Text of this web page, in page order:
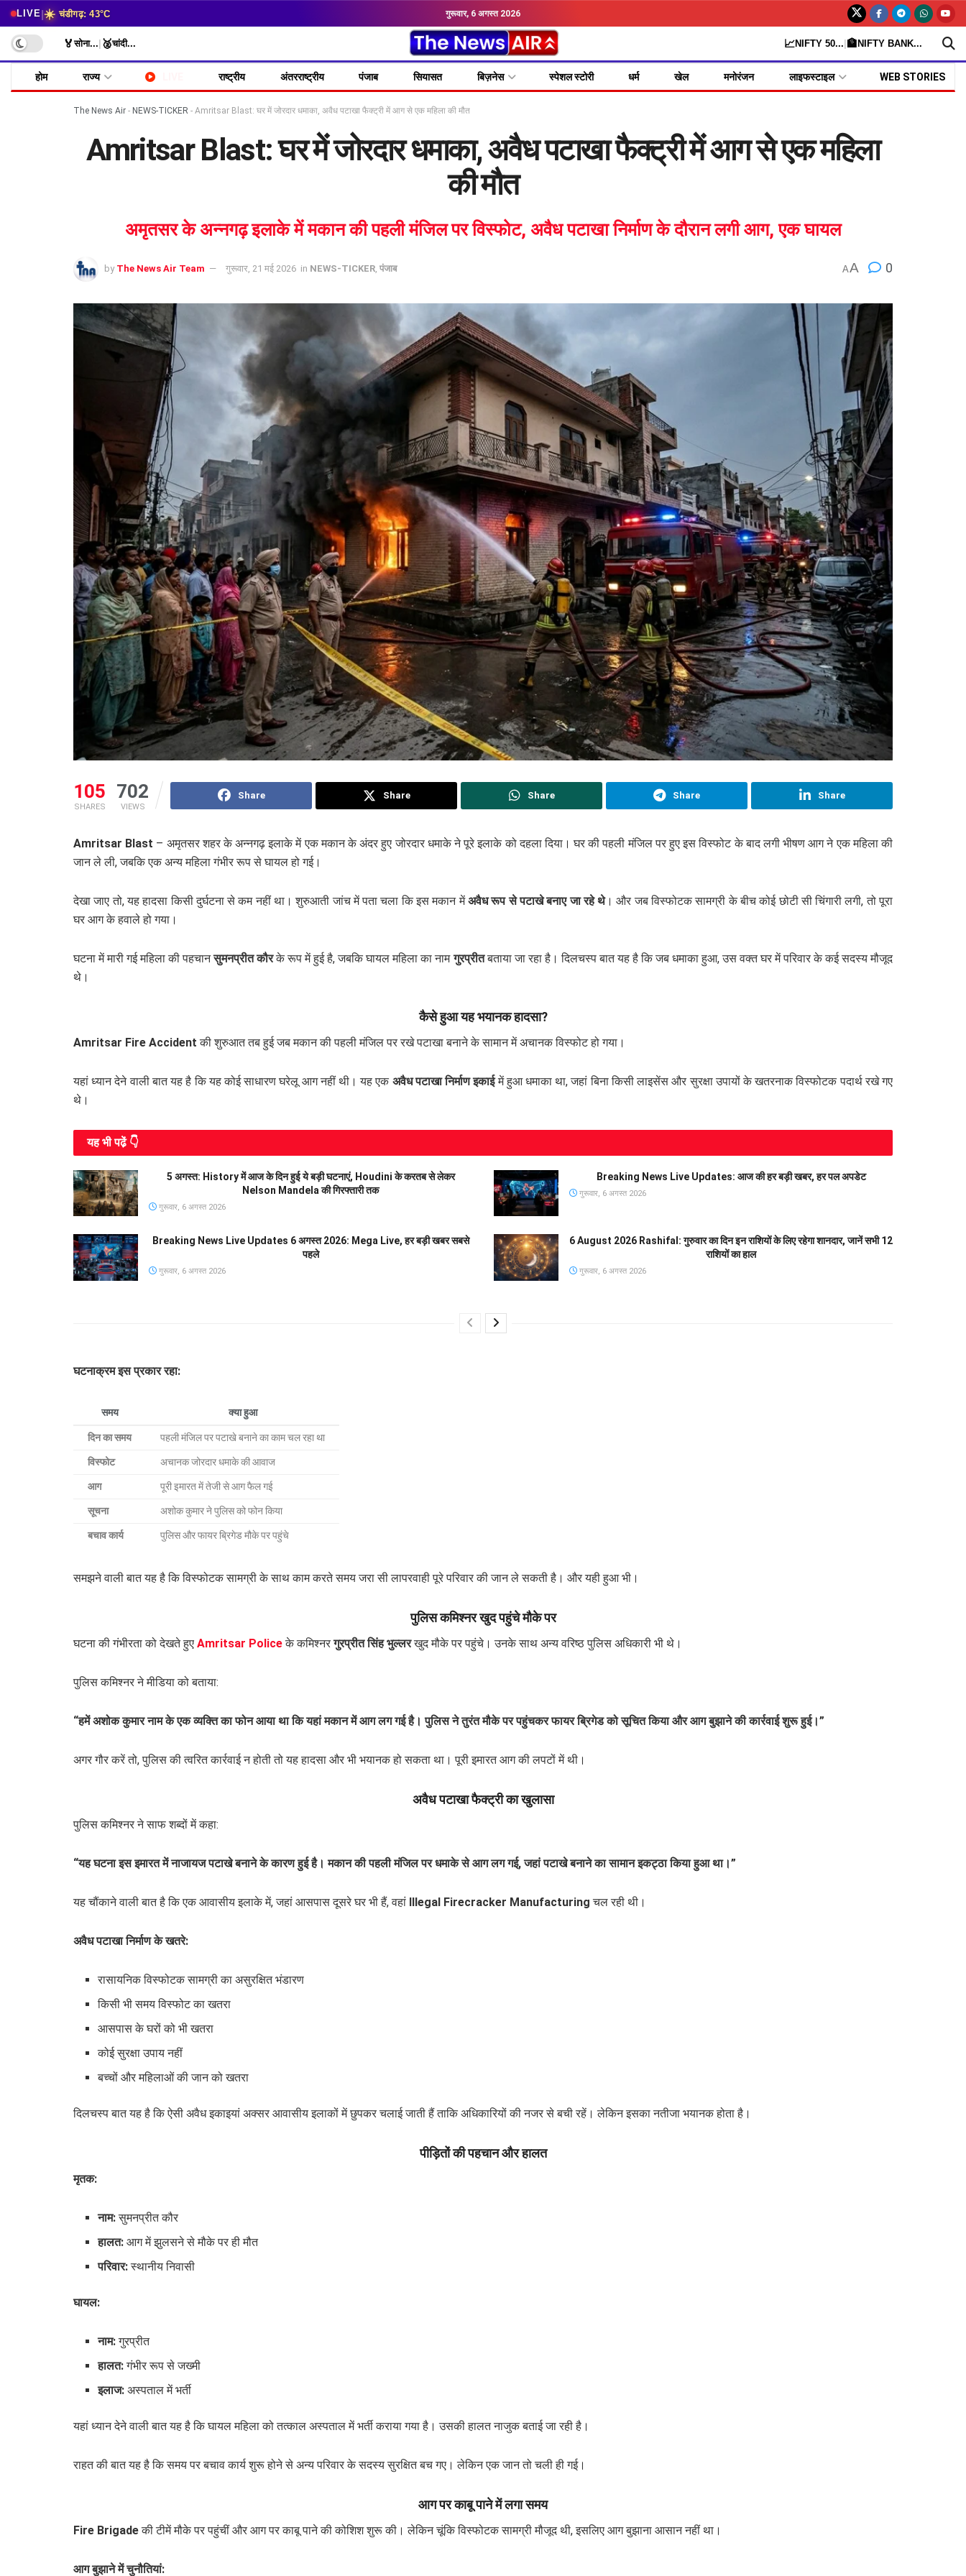
LIVE|☀️ चंडीगढ़: 43°C गुरूवार, 6 अगस्त 2026
🏅सोना... 🥈चांदी... 📈NIFTY 50... 🏦NIFTY BANK...
होम राज्य राष्ट्रीय अंतरराष्ट्रीय पंजाब सियासत बिज़नेस स्पेशल स्टोरी धर्म खेल मनोरंजन लाइफस्टाइल WEB STORIES
The News Air - NEWS-TICKER - Amritsar Blast: घर में जोरदार धमाका, अवैध पटाखा फैक्ट्री में आग से एक महिला की मौत
Amritsar Blast: घर में जोरदार धमाका, अवैध पटाखा फैक्ट्री में आग से एक महिला
की मौत
अमृतसर के अन्नगढ़ इलाके में मकान की पहली मंजिल पर विस्फोट, अवैध पटाखा निर्माण के दौरान लगी आग, एक घायल
by The News Air Team गुरूवार, 21 मई 2026 in NEWS-TICKER पंजाब AA 0
105
SHARES
702
VIEWS
Share Share Share Share Share
Amritsar Blast – अमृतसर शहर के अन्नगढ़ इलाके में एक मकान के अंदर हुए जोरदार धमाके ने पूरे इलाके को दहला दिया। घर की पहली मंजिल पर हुए इस विस्फोट के बाद लगी भीषण आग ने एक महिला की
जान ले ली, जबकि एक अन्य महिला गंभीर रूप से घायल हो गई।
देखा जाए तो, यह हादसा किसी दुर्घटना से कम नहीं था। शुरुआती जांच में पता चला कि इस मकान मेंअवैध रूप से पटाखे बनाए जा रहे थे। और जब विस्फोटक सामग्री के बीच कोई छोटी सी चिंगारी लगी, तो पूरा
घर आग के हवाले हो गया।
घटना में मारी गई महिला की पहचानसुमनप्रीत कौरके रूप में हुई है, जबकि घायल महिला का नामगुरप्रीतबताया जा रहा है। दिलचस्प बात यह है कि जब धमाका हुआ, उस वक्त घर में परिवार के कई सदस्य मौजूद
थे।
कैसे हुआ यह भयानक हादसा?
Amritsar Fire Accident की शुरुआत तब हुई जब मकान की पहली मंजिल पर रखे पटाखा बनाने के सामान में अचानक विस्फोट हो गया।
यहां ध्यान देने वाली बात यह है कि यह कोई साधारण घरेलू आग नहीं थी। यह एक अवैध पटाखा निर्माण इकाईमें हुआ धमाका था, जहां बिना किसी लाइसेंस और सुरक्षा उपायों के खतरनाक विस्फोटक पदार्थ रखे गए
थे।
यह भी पढे़ं 👇
5 अगस्त: History में आज के दिन हुई ये बड़ी घटनाएं, Houdini के करतब से लेकर
Nelson Mandela की गिरफ्तारी तक
गुरूवार, 6 अगस्त 2026
Breaking News Live Updates: आज की हर बड़ी खबर, हर पल अपडेट
गुरूवार, 6 अगस्त 2026
Breaking News Live Updates 6 अगस्त 2026: Mega Live, हर बड़ी खबर सबसे
पहले
गुरूवार, 6 अगस्त 2026
6 August 2026 Rashifal: गुरुवार का दिन इन राशियों के लिए रहेगा शानदार, जानें सभी 12
राशियों का हाल
गुरूवार, 6 अगस्त 2026
घटनाक्रम इस प्रकार रहा:
समय क्या हुआ
दिन का समय पहली मंजिल पर पटाखे बनाने का काम चल रहा था
विस्फोट अचानक जोरदार धमाके की आवाज
आग पूरी इमारत में तेजी से आग फैल गई
सूचना अशोक कुमार ने पुलिस को फोन किया
बचाव कार्य पुलिस और फायर ब्रिगेड मौके पर पहुंचे
समझने वाली बात यह है कि विस्फोटक सामग्री के साथ काम करते समय जरा सी लापरवाही पूरे परिवार की जान ले सकती है। और यही हुआ भी।
पुलिस कमिश्नर खुद पहुंचे मौके पर
घटना की गंभीरता को देखते हुए Amritsar Policeके कमिश्नरगुरप्रीत सिंह भुल्लरखुद मौके पर पहुंचे। उनके साथ अन्य वरिष्ठ पुलिस अधिकारी भी थे।
पुलिस कमिश्नर ने मीडिया को बताया:
“हमें अशोक कुमार नाम के एक व्यक्ति का फोन आया था कि यहां मकान में आग लग गई है। पुलिस ने तुरंत मौके पर पहुंचकर फायर ब्रिगेड को सूचित किया और आग बुझाने की कार्रवाई शुरू हुई।”
अगर गौर करें तो, पुलिस की त्वरित कार्रवाई न होती तो यह हादसा और भी भयानक हो सकता था। पूरी इमारत आग की लपटों में थी।
अवैध पटाखा फैक्ट्री का खुलासा
पुलिस कमिश्नर ने साफ शब्दों में कहा:
“यह घटना इस इमारत में नाजायज पटाखे बनाने के कारण हुई है। मकान की पहली मंजिल पर धमाके से आग लग गई, जहां पटाखे बनाने का सामान इकट्ठा किया हुआ था।”
यह चौंकाने वाली बात है कि एक आवासीय इलाके में, जहां आसपास दूसरे घर भी हैं, वहां Illegal Firecracker Manufacturing चल रही थी।
अवैध पटाखा निर्माण के खतरे:
रासायनिक विस्फोटक सामग्री का असुरक्षित भंडारण
किसी भी समय विस्फोट का खतरा
आसपास के घरों को भी खतरा
कोई सुरक्षा उपाय नहीं
बच्चों और महिलाओं की जान को खतरा
दिलचस्प बात यह है कि ऐसी अवैध इकाइयां अक्सर आवासीय इलाकों में छुपकर चलाई जाती हैं ताकि अधिकारियों की नजर से बची रहें। लेकिन इसका नतीजा भयानक होता है।
पीड़ितों की पहचान और हालत
मृतक:
नाम:सुमनप्रीत कौर
हालत: आग में झुलसने से मौके पर ही मौत
परिवार:स्थानीय निवासी
घायल:
नाम:गुरप्रीत
हालत:गंभीर रूप से जख्मी
इलाज: अस्पताल में भर्ती
यहां ध्यान देने वाली बात यह है कि घायल महिला को तत्काल अस्पताल में भर्ती कराया गया है। उसकी हालत नाजुक बताई जा रही है।
राहत की बात यह है कि समय पर बचाव कार्य शुरू होने से अन्य परिवार के सदस्य सुरक्षित बच गए। लेकिन एक जान तो चली ही गई।
आग पर काबू पाने में लगा समय
Fire Brigadeकी टीमें मौके पर पहुंचीं और आग पर काबू पाने की कोशिश शुरू की। लेकिन चूंकि विस्फोटक सामग्री मौजूद थी, इसलिए आग बुझाना आसान नहीं था।
आग बुझाने में चुनौतियां: